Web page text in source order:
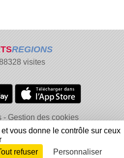
REGIONS
visites
Gestion des cookies
un contenu inapproprié
Connexion
vous donne le contrôle sur ceux
refuser Personnaliser